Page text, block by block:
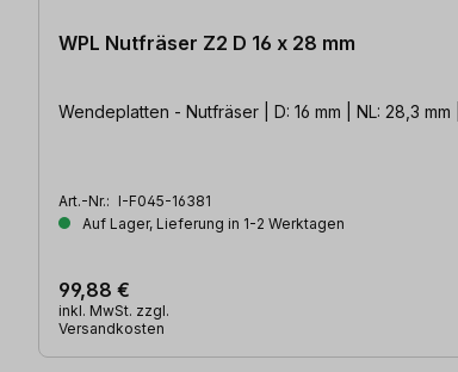
WPL Nutfräser Z2 D 16 x 28 mm
Wendeplatten - Nutfräser | D: 16 mm | NL: 28,3 mm
Art.-Nr.: I-F045-16381
Auf Lager, Lieferung in 1-2 Werktagen
99,88 €
inkl. MwSt. zzgl.
Versandkosten